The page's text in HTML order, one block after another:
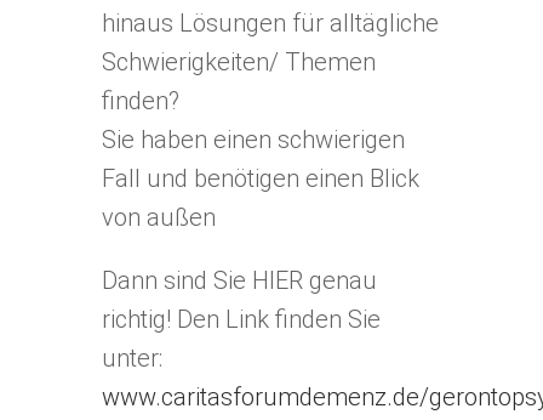
hinaus Lösungen für alltägliche
Schwierigkeiten/ Themen
finden?
Sie haben einen schwierigen
Fall und benötigen einen Blick
von außen
Dann sind Sie HIER genau
richtig! Den Link finden Sie
unter:
www.caritasforumdemenz.de/